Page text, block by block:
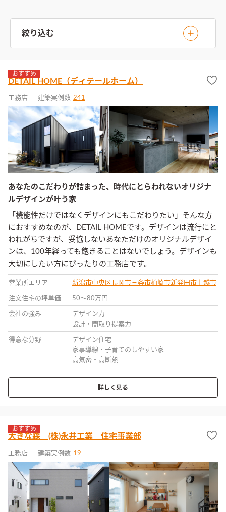
絞り込む
おすすめ
DETAIL HOME（ディテールホーム）
工務店 建築実例数 241
あなたのこだわりが詰まった、時代にとらわれないオリジナ
ルデザインが叶う家
「機能性だけではなくデザインにもこだわりたい」そんな方
におすすめなのが、DETAIL HOMEです。デザインは流行にと
われがちですが、妥協しないあなただけのオリジナルデザイ
ンは、100年経っても飽きることはないでしょう。デザインも
大切にしたい方にぴったりの工務店です。
営業所エリア 新潟市中央区長岡市 三条市柏崎市新発田市 上越市
注文住宅の坪単価 50〜80万円
会社の強み
デザイン力
設計・間取り提案力
得意な分野
デザイン住宅
家事導線・子育てのしやすい家
高気密・高断熱
詳しく見る
おすすめ
大きな森 (株)永井工業 住宅事業部
工務店 建築実例数 19